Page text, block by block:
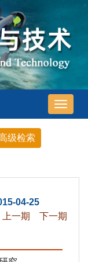
导
航
04-25
上一期
下一期